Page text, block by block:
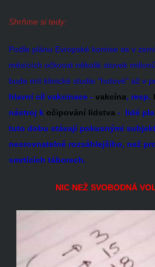
Shrňme si tedy:
Podle plánu Evropské komise se v
měsících očkovat několik stovek
bude mít klinické studie "hotové" až v
hlavní cíl vakcinace - vakcína, resp.
nástroj k očipování lidstva - lidé
tuto dobu stávají pokusnými
nesrovnatelně rozsáhlejšího, než
smrtících táborech.
NIC NEŽ SVOBODNÁ